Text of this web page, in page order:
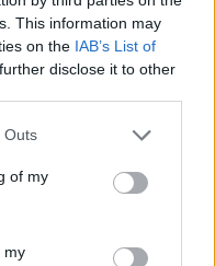
This information may
on the IAB’s List of
disclose it to other
Outs
of my
my
itt nézhetitek meg a
javítást